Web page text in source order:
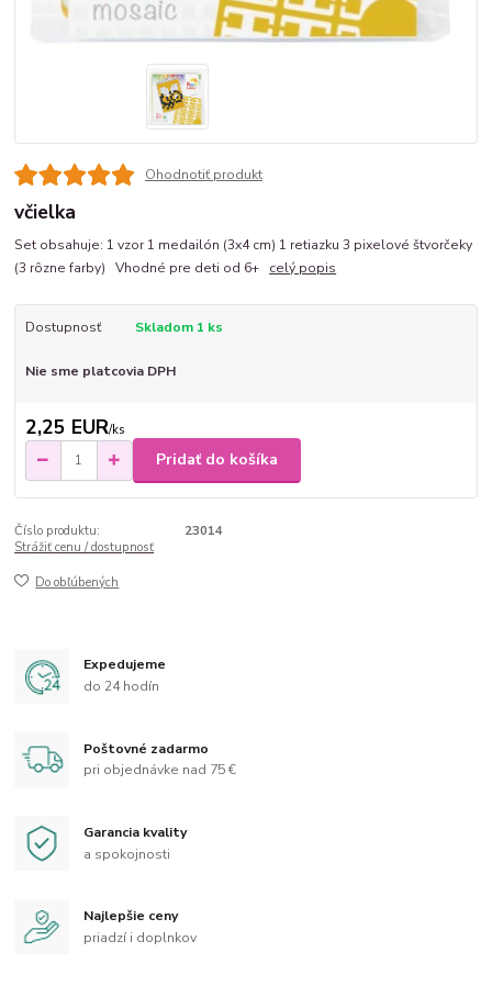
Ohodnotiť produkt
včielka
Set obsahuje: 1 vzor 1 medailón (3x4 cm) 1 retiazku 3 pixelové štvorčeky
(3 rôzne farby) Vhodné pre deti od 6+ celý popis
Dostupnosť Skladom 1 ks
Nie sme platcovia DPH
2,25 EUR/ks
Pridať do košíka
Číslo produktu:
23014
Strážiť cenu / dostupnosť
Do obľúbených
Expedujeme
do 24 hodín
Poštovné zadarmo
pri objednávke nad 75 €
Garancia kvality
a spokojnosti
Najlepšie ceny
priadzí i doplnkov